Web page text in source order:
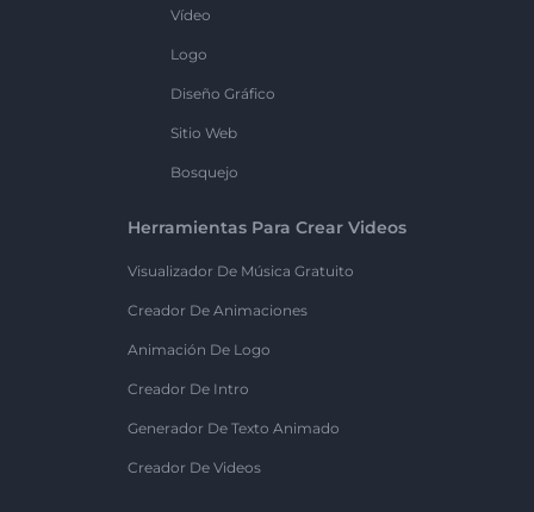
Vídeo
Logo
Diseño Gráfico
Sitio Web
Bosquejo
Herramientas Para Crear Videos
Visualizador De Música Gratuito
Creador De Animaciones
Animación De Logo
Creador De Intro
Generador De Texto Animado
Creador De Videos